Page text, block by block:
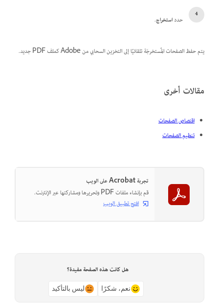
حدداستخراج.
يتم حفظ الصفحات المُستخرجَة تلقائيًا إلى التخزين السحابي من Adobe كملف PDF جديد.
مقالات أخرى
اقتصاص الصفحات
تنظيم الصفحات
تجربة Acrobat على الويب
قم بإنشاء ملفات PDF وتحريرها ومشاركتها عبر الإنترنت.
افتح تطبيق الويب
هل كانت هذه الصفحة مفيدة؟
نعم، شكرًا ليس بالتأكيد